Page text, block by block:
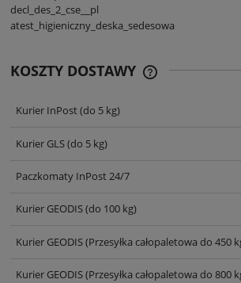
decl_des_2_cse__pl
atest_higieniczny_deska_sedesowa
KOSZTY DOSTAWY
Kurier InPost(do 5 kg)
Kurier GLS(do 5 kg)
Paczkomaty InPost 24/7
Kurier GEODIS(do 100 kg)
Kurier GEODIS(Przesyłka całopaletowa do 450
Kurier GEODIS(Przesyłka całopaletowa do 800